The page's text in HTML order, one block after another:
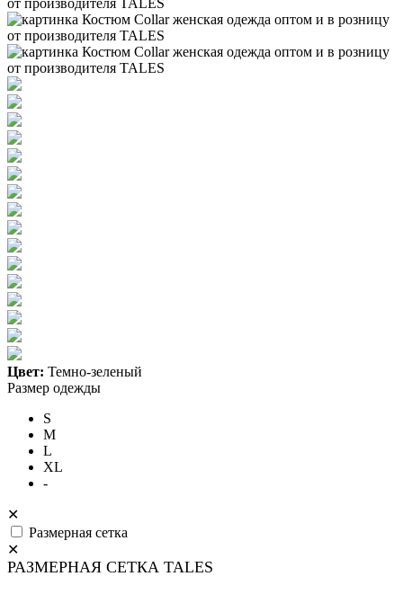
Цвет: Темно-зеленый
Размер одежды
S
M
L
XL
-
✕
Размерная сетка
✕
РАЗМЕРНАЯ СЕТКА TALES